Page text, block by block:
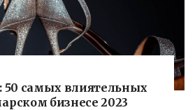
50 самых влиятельных
бизнесе 2023